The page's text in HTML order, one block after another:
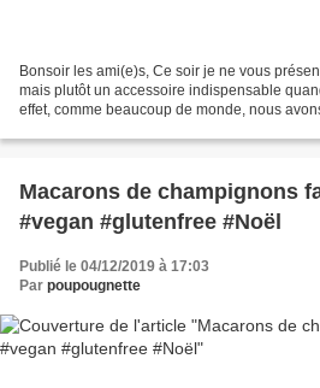
Bonsoir les ami(e)s, Ce soir je ne vous
mais plutôt un accessoire indispensable
effet, comme beaucoup de monde, nous
Macarons de champignons
#vegan #glutenfree #Noël
Publié le 04/12/2019 à 17:03
Par poupougnette